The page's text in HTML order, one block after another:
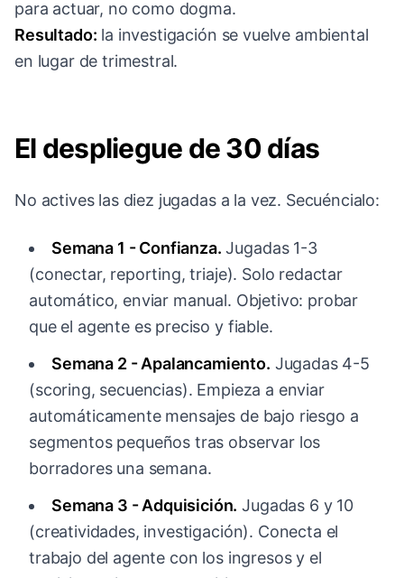
para actuar, no como dogma.
Resultado: la investigación se vuelve ambiental
en lugar de trimestral.
El despliegue de 30 días
No actives las diez jugadas a la vez. Secuéncialo:
Semana 1 - Confianza. Jugadas 1-3
(conectar, reporting, triaje). Solo redactar
automático, enviar manual. Objetivo: probar
que el agente es preciso y fiable.
Semana 2 - Apalancamiento. Jugadas 4-5
(scoring, secuencias). Empieza a enviar
automáticamente mensajes de bajo riesgo a
segmentos pequeños tras observar los
borradores una semana.
Semana 3 - Adquisición. Jugadas 6 y 10
(creatividades, investigación). Conecta el
trabajo del agente con los ingresos y el